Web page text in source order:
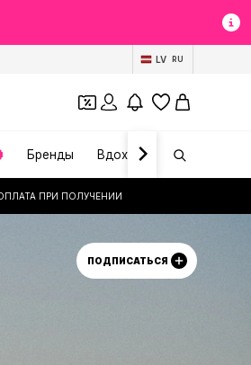
LV RU
Бренды Вдохновение
ПРИ ПОЛУЧЕНИИ
ПОДПИСАТЬСЯ